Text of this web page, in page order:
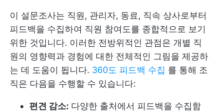
이 설문조사는 직원, 관리자, 동료, 직속 상사로부터
피드백을 수집하여 직원 참여도를 종합적으로 보기
위한 것입니다. 이러한 전방위적인 관점은 개별 직
원의 영향력과 경험에 대한 전체적인 그림을 제공하
는 데 도움이 됩니다. 360도 피드백 수집 를 통해 조
직은 다음을 수행할 수 있습니다:
편견 감소: 다양한 출처에서 피드백을 수집함